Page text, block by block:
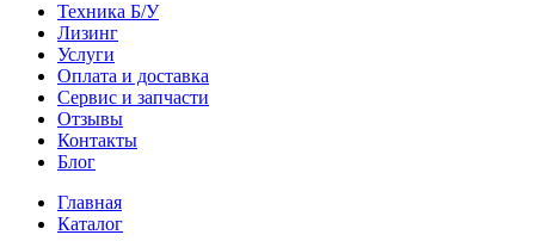
Техника Б/У
Лизинг
Услуги
Оплата и доставка
Сервис и запчасти
Отзывы
Контакты
Блог
Главная
Каталог